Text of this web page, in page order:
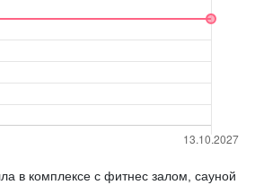
в комплексе с фитнес залом, сауной